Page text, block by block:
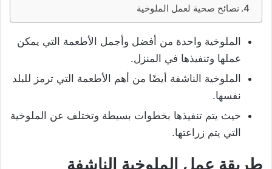
نصائح صحية لعمل الملوخية
الملوخية واحدة من أفضل وأجمل الأطعمة التي يمكن
عملها وتنفيذها في المنزل.
الملوخية الناشفة أيضًا من أهم الأطعمة التي ترمز للبلد
نفسها.
حيث يتم تنفيذها بخطوات بسيطة وتختلف عن الملوخية
التي يتم زراعتها.
طريقة عمل الملوخية الناشفة